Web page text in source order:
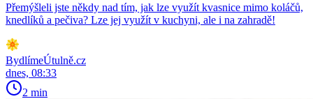
Přemýšleli jste někdy nad tím, jak lze využít kvasnice mimo koláčů,
knedlíků a pečiva? Lze jej využít v kuchyni, ale i na zahradě!
BydlímeÚtulně.cz
dnes, 08:33
2 min